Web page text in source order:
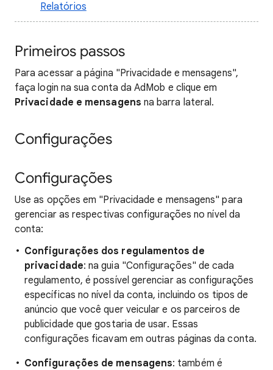
Relatórios
Primeiros passos
Para acessar a página "Privacidade e mensagens",
faça login na sua conta da AdMob e clique em
Privacidade e mensagens na barra lateral.
Configurações
Configurações
Use as opções em "Privacidade e mensagens" para
gerenciar as respectivas configurações no nível da
conta:
Configurações dos regulamentos de
privacidade: na guia "Configurações" de cada
regulamento, é possível gerenciar as configurações
específicas no nível da conta, incluindo os tipos de
anúncio que você quer veicular e os parceiros de
publicidade que gostaria de usar. Essas
configurações ficavam em outras páginas da conta.
Configurações de mensagens: também é